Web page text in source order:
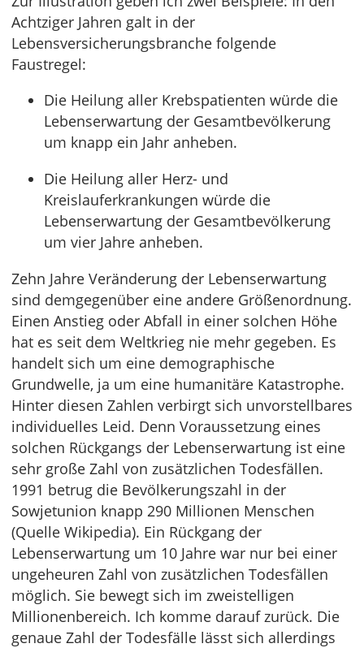
Achtziger Jahren galt in der
Lebensversicherungsbranche folgende
Faustregel:
Die Heilung aller Krebspatienten würde die
Lebenserwartung der Gesamtbevölkerung
um knapp ein Jahr anheben.
Die Heilung aller Herz- und
Kreislauferkrankungen würde die
Lebenserwartung der Gesamtbevölkerung
um vier Jahre anheben.
Zehn Jahre Veränderung der Lebenserwartung
sind demgegenüber eine andere Größenordnung.
Einen Anstieg oder Abfall in einer solchen Höhe
hat es seit dem Weltkrieg nie mehr gegeben. Es
handelt sich um eine demographische
Grundwelle, ja um eine humanitäre Katastrophe.
Hinter diesen Zahlen verbirgt sich unvorstellbares
individuelles Leid. Denn Voraussetzung eines
solchen Rückgangs der Lebenserwartung ist eine
sehr große Zahl von zusätzlichen Todesfällen.
1991 betrug die Bevölkerungszahl in der
Sowjetunion knapp 290 Millionen Menschen
(Quelle Wikipedia). Ein Rückgang der
Lebenserwartung um 10 Jahre war nur bei einer
ungeheuren Zahl von zusätzlichen Todesfällen
möglich. Sie bewegt sich im zweistelligen
Millionenbereich. Ich komme darauf zurück. Die
genaue Zahl der Todesfälle lässt sich allerdings